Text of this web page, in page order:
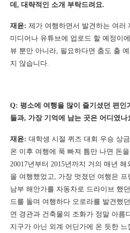
데, 대략적인 소개 부탁드려요.
재윤: 제가 여행하면서 발견하는 여러
미디어나 유튜브에 업로드 할 예정이
뷰 뿐만 아니라, 필요하다면 춤도 출
지 않습니다.
Q: 평소에 여행을 많이 즐기셨던 편인
들과, 가장 기억에 남는 곳은 어디였나
재윤: 대학생 시절 퀴즈 대회 우승 상
온 이후 여행에 푹 빠져 틈만 나면 돈
20017년부터 2015년까지 거의 매년
을 여행했었고, 가장 멋졌던 여행은
남부 해안가를 자동차로 드라이브 했
드를 돌며 여행하다 오로라를 발견했
연 경관과 건축물의 조화가 정말 아름
지구가 아닌 외계 어딘가에 온 듯한 느